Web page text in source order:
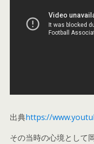
出典https://
その当時の心境として